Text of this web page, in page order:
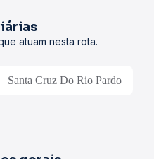
atuam nesta rota.
Santa Cruz Do Rio Pardo